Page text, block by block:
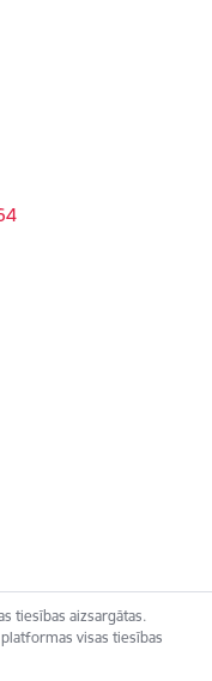
tiesības aizsargātas.
visas tiesības